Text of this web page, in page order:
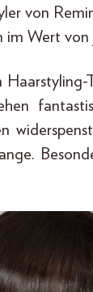
von
Wert von